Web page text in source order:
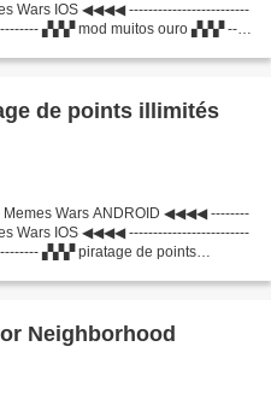
Wars IOS ◀◀◀◀ -------------------------
▞▞▞ mod muitos ouro ▞▞▞ -----
de points illimités
Wars ANDROID ◀◀◀◀ --------
Wars IOS ◀◀◀◀ -------------------------
▞▞▞ piratage de points
Neighborhood